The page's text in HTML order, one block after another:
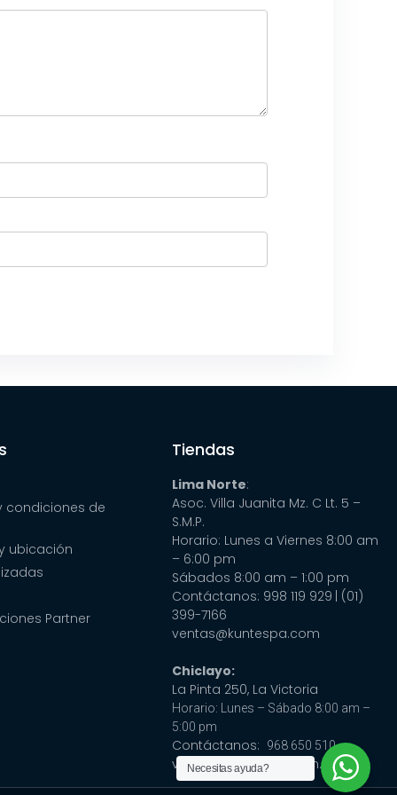
condiciones de
ubicación
Partner
Tiendas
Lima Norte:
Asoc. Villa Juanita Mz. C Lt. 5 –
S.M.P.
Horario: Lunes a Viernes 8:00 am
– 6:00 pm
Sábados 8:00 am – 1:00 pm
Contáctanos: 998 119 929 | (01)
399-7166
ventas@kuntespa.com
Chiclayo:
La Pinta 250, La Victoria
Horario: Lunes – Sábado 8:00 am –
5:00 pm
Contáctanos: 968 650 510
ventas@cubaspa.com.pe
Necesitas ayuda?